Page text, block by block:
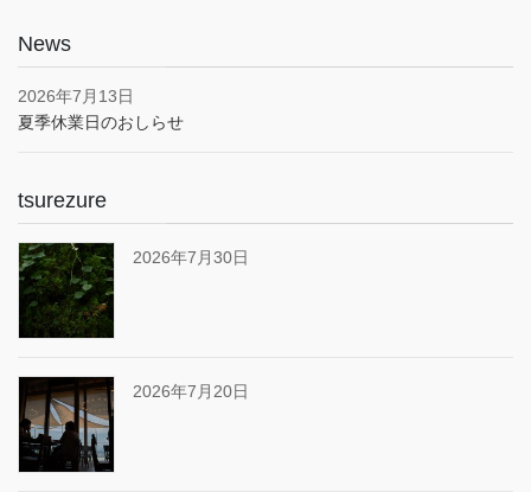
News
2026年7月13日
夏季休業日のおしらせ
tsurezure
2026年7月30日
2026年7月20日